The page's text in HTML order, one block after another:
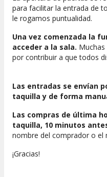
para facilitar la entrada de
le rogamos puntualidad.
Una vez comenzada la
acceder a la sala.
por contribuir a que todos
Las entradas se envían
taquilla y de forma
Las compras de última
taquilla, 10 minutos
nombre del comprador o el
¡Gracias!